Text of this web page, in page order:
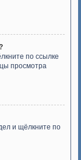
по ссылке
просмотра
и щёлкните по